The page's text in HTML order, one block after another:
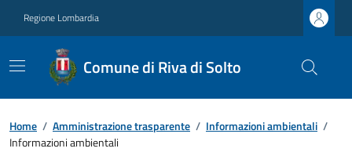
Regione Lombardia
Comune di Riva di Solto
Home / Amministrazione trasparente / Informazioni ambientali /
Informazioni ambientali